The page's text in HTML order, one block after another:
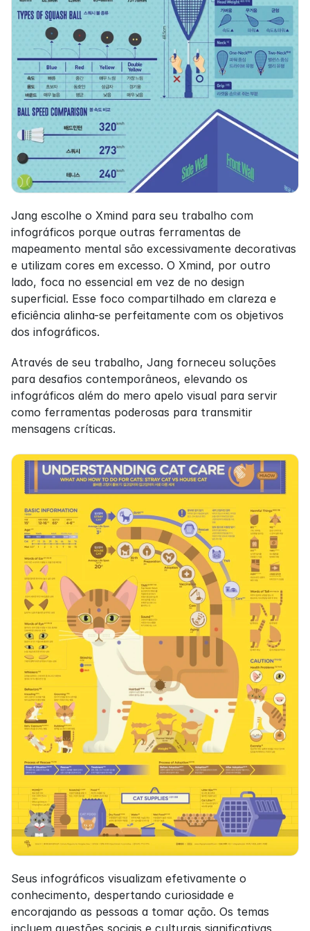
Jang escolhe o Xmind para seu trabalho com
infográficos porque outras ferramentas de
mapeamento mental são excessivamente decorativas
e utilizam cores em excesso. O Xmind, por outro
lado, foca no essencial em vez de no design
superficial. Esse foco compartilhado em clareza e
eficiência alinha-se perfeitamente com os objetivos
dos infográficos.
Através de seu trabalho, Jang forneceu soluções
para desafios contemporâneos, elevando os
infográficos além do mero apelo visual para servir
como ferramentas poderosas para transmitir
mensagens críticas.
Seus infográficos visualizam efetivamente o
conhecimento, despertando curiosidade e
encorajando as pessoas a tomar ação. Os temas
incluem questões sociais e culturais significativas